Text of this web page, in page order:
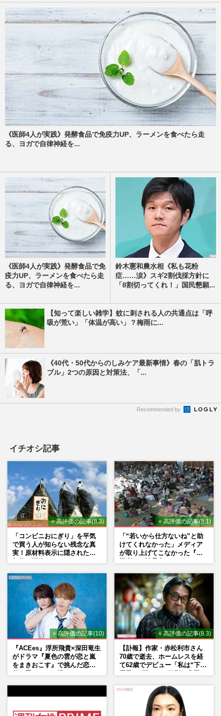
《医師4人が実践》発酵食品で免疫力UP、ラーメンを食べたら走
る、ヨガで自律神経を...
《医師4人が実践》発酵食品で免
疫力UP、ラーメンを食べたら走
る、ヨガで自律神経を...
鈴木憲和農水相《私も花粉
症……涙》スギ2割伐採方針に
「8割切ってくれ！」国民懇願...
【知って楽しい雑学】蚊に刺される人の共通点は「呼
吸が荒い」「体温が高い」？梅雨に...
《40代・50代からのしみケア最新事情》春の「肌トラ
ブル」2つの原因と対策法、「...
Recommended by
イチオシ記事
⭐ 高評価の記事(8.3)
「コンビニおにぎり」を平気
で買う人が知らない残念な真
実！原材料表示に隠された添
⭐ 高評価の記事(8.1)
「“若いから仕方ないね”と助
けてくれなかった」メディア
が取り上げてこなかった『避
⭐ 高評価の記事(10)
『ACEes』浮所飛貴×深田竜生
がドラマ『夏色の雲が恋と嵐
をまきおこす』で挑んだ恋人
⭐ 高評価の記事(8.3)
【訃報】作家・赤松利市さん
70歳で逝去、ホームレスを経
て62歳でデビュー「私は“下級